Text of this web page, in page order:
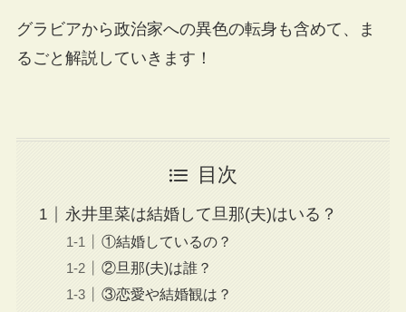
グラビアから政治家への異色の転身も含めて、ま
るごと解説していきます！
目次
永井里菜は結婚して旦那(夫)はいる？
①結婚しているの？
②旦那(夫)は誰？
③恋愛や結婚観は？